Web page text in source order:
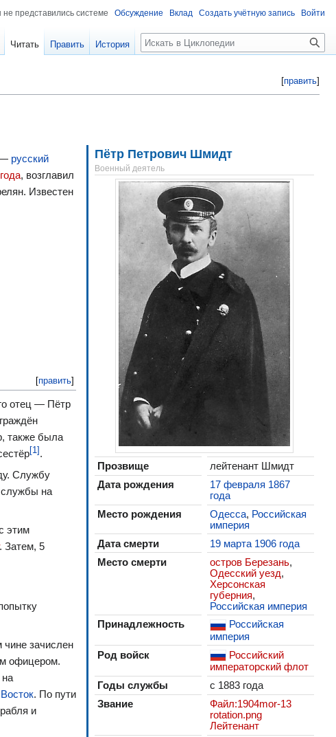
[править]
Пётр Петрович Шмидт
Военный деятель
Прозвище
лейтенант Шмидт
Дата рождения
17 февраля 1867
года
Место рождения
Одесса, Российская
империя
Дата смерти
19 марта 1906 года
Место смерти
остров Березань,
Одесский уезд,
Херсонская
губерния,
Российская империя
Принадлежность
Российская
империя
Род войск
Российский
императорский флот
Годы службы
с 1883 года
Звание
Файл:1904mor-13
rotation.png
Лейтенант
русский
, возглавил
Известен
[править]
отец — Пётр
также была
[1] .
Службу
службы на
этим
. Затем, 5
чине зачислен
офицером.
на
. По пути
и
не представились системе Обсуждение Вклад Создать учётную запись Войти
Читать Править История Поиск